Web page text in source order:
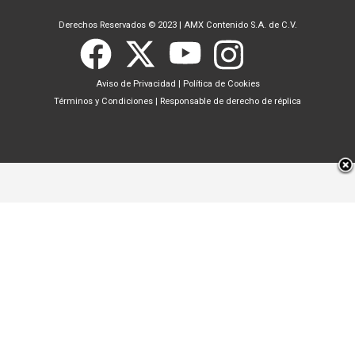
Derechos Reservados © 2023 AMX Contenido S.A. de C.V.
Aviso de Privacidad | Política de Cookies
Términos y Condiciones | Responsable de derecho de réplica